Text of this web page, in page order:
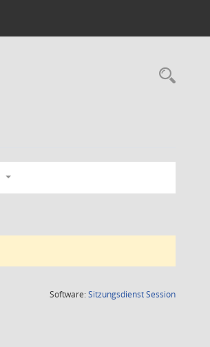
Software:SitzungsdienstSession(Wird in